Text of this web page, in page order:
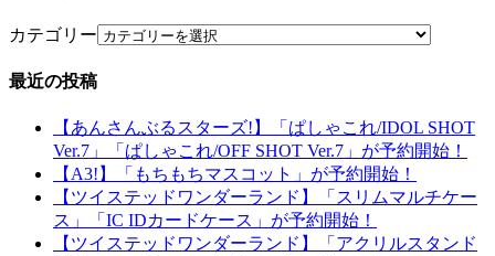
カテゴリー
最近の投稿
【あんさんぶるスターズ!】「ぱしゃこれ/IDOL SHOT
Ver.7」「ぱしゃこれ/OFF SHOT Ver.7」が予約開始！
【A3!】「もちもちマスコット」が予約開始！
【ツイステッドワンダーランド】「スリムマルチケー
ス」「IC IDカードケース」が予約開始！
【ツイステッドワンダーランド】「アクリルスタンド